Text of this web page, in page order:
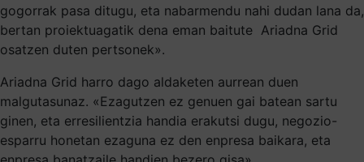
gogorrak pasa ditugu, eta nabarmendu nahi dudan lana da,
bertan proiektuagatik dena eman baitute Ariadna Grid
osatzen duten pertsonek».
Ariadna Grid harro dago aldaketen aurrean duen
malgutasunaz. «Ezagutzen ez genuen gai batean sartu
ginen, eta erresilientzia handia erakutsi dugu, negozio-
esparru honetan ezaguna ez den enpresa baikara, eta